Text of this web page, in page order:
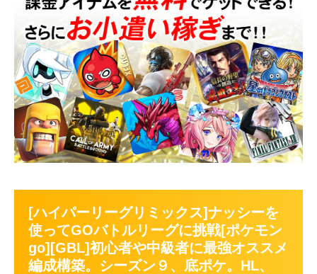
[ハイパーリーグリミックス]ナッシーを
使ってGOバトルリーグに挑戦[ポケモン
go][GBL]初心者や中級者に最強オススメ
編成構築。シーズン９、底ポケ。HL、